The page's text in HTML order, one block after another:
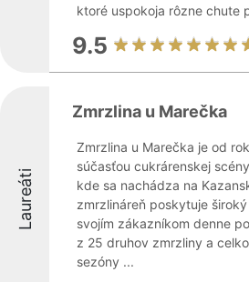
ktoré uspokoja rôzne chute
9.5
Laureáti
Zmrzlina u Marečka
Zmrzlina u Marečka je od
súčasťou cukrárenskej
kde sa nachádza na
zmrzlináreň poskytuje
svojím zákazníkom denne
z 25 druhov zmrzliny a
sezóny ...